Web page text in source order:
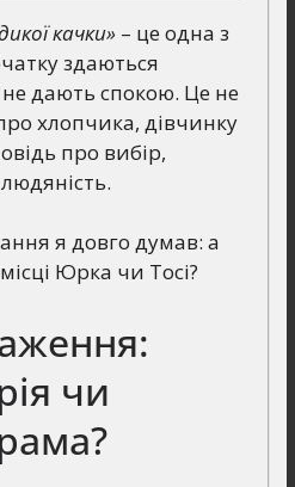
качки»– це одна з
здаються
дають спокою. Це не
хлопчика, дівчинку
про вибір,
людяність.
я довго думав: а
Юрка чи Тосі?
чи